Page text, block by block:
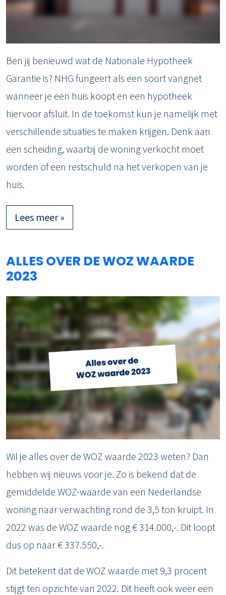
Ben jij benieuwd wat de Nationale Hypotheek
Garantie is? NHG fungeert als een soort vangnet
wanneer je een huis koopt en een hypotheek
hiervoor afsluit. In de toekomst kun je namelijk met
verschillende situaties te maken krijgen. Denk aan
een scheiding, waarbij de woning verkocht moet
worden of een restschuld na het verkopen van je
huis.
Lees meer »
ALLES OVER DE WOZ WAARDE
2023
Wil je alles over de WOZ waarde 2023 weten? Dan
hebben wij nieuws voor je. Zo is bekend dat de
gemiddelde WOZ-waarde van een Nederlandse
woning naar verwachting rond de 3,5 ton kruipt. In
2022 was de WOZ waarde nog € 314.000,-. Dit loopt
dus op naar € 337.550,-.
Dit betekent dat de WOZ waarde met 9,3 procent
stijgt ten opzichte van 2022. Dit heeft ook weer een